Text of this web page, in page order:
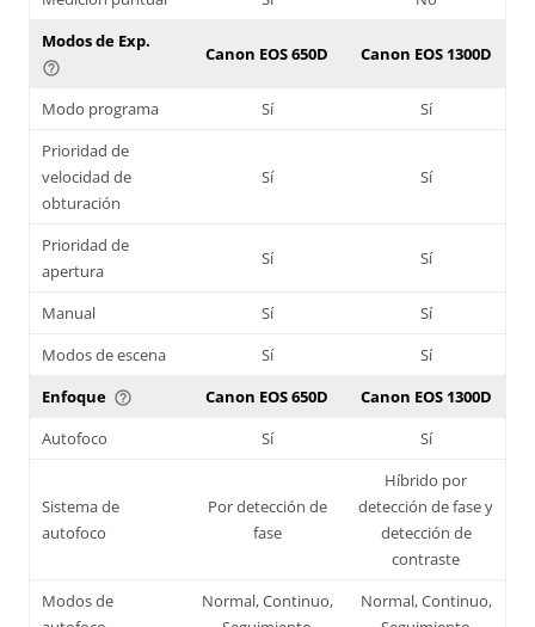
Modos de Exp.
help_outline
Canon EOS 650D Canon EOS 1300D
Modo programa Sí
Sí
Prioridad de
velocidad de
obturación
Sí Sí
Prioridad de
apertura
Sí Sí
Manual Sí
Sí
Modos de escena
Sí
Sí
Enfoque help_outline Canon EOS 650D
Canon EOS 1300D
Autofoco
Sí Sí
Sistema de
autofoco
Por detección de
fase
Híbrido por
detección de fase y
detección de
contraste
Modos de
Normal, Continuo,
Normal, Continuo,